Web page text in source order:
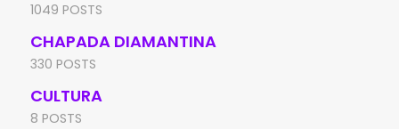
1049 POSTS
CHAPADA DIAMANTINA
330 POSTS
CULTURA
8 POSTS